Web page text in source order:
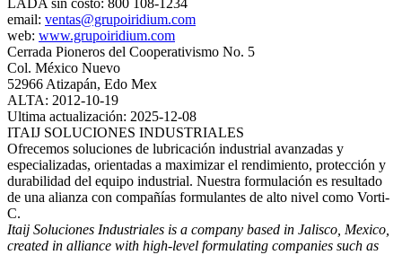
email: ventas@grupoiridium.com
web: www.grupoiridium.com
Cerrada Pioneros del Cooperativismo No. 5
Col. México Nuevo
52966 Atizapán, Edo Mex
ALTA: 2012-10-19
Ultima actualización: 2025-12-08
ITAIJ SOLUCIONES INDUSTRIALES
Ofrecemos soluciones de lubricación industrial avanzadas y
especializadas, orientadas a maximizar el rendimiento, protección y
durabilidad del equipo industrial. Nuestra formulación es resultado
de una alianza con compañías formulantes de alto nivel como Vorti-
C.
Itaij Soluciones Industriales is a company based in Jalisco, Mexico,
created in alliance with high-level formulating companies such as